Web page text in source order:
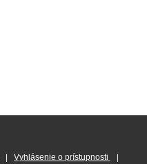
Vyhlásenie o prístupnosti